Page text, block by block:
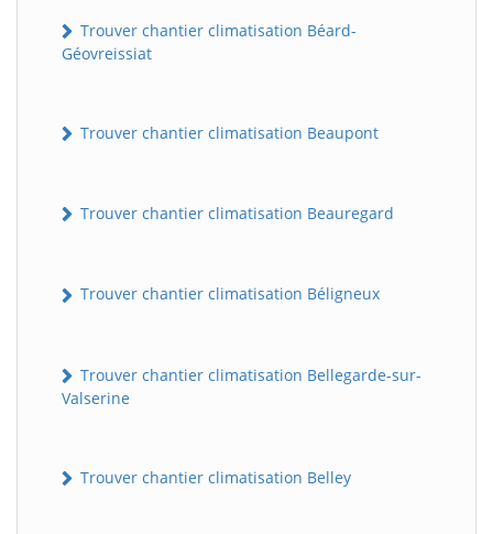
Trouver chantier climatisation Béard-
Géovreissiat
Trouver chantier climatisation Beaupont
Trouver chantier climatisation Beauregard
Trouver chantier climatisation Béligneux
Trouver chantier climatisation Bellegarde-sur-
Valserine
Trouver chantier climatisation Belley